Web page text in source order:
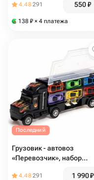
4.48291 550₽
138 ₽ × 4 платежа
Последний
Грузовик - автовоз
«Перевозчик», набор
шт. + игра
4.48291 1 990₽